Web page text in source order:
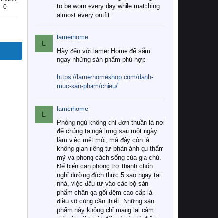
0
to be worn every day while matching
almost every outfit.
L
lamerhome
Hãy đến với lamer Home để sắm
ngay những sản phẩm phù hợp
https://lamerhomeshop.com/danh-
muc-san-pham/chieu/
L
lamerhome
Phòng ngủ không chỉ đơn thuần là nơi
để chúng ta ngả lưng sau một ngày
làm việc mệt mỏi, mà đây còn là
không gian riêng tư phản ánh gu thẩm
mỹ và phong cách sống của gia chủ.
Để biến căn phòng trở thành chốn
nghỉ dưỡng đích thực 5 sao ngay tại
nhà, việc đầu tư vào các bộ sản
phẩm chăn ga gối đệm cao cấp là
điều vô cùng cần thiết. Những sản
phẩm này không chỉ mang lại cảm